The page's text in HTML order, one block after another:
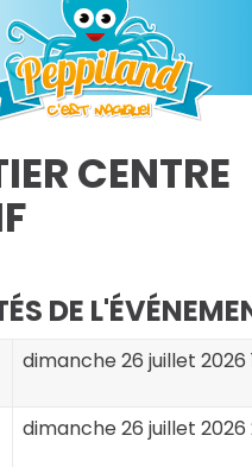
CENTRE
DE
dimanche 26 juillet 2026
dimanche 26 juillet 2026